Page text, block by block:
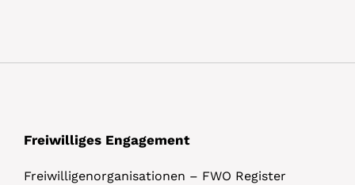
Freiwilliges Engagement
Freiwilligenorganisationen – FWO Register